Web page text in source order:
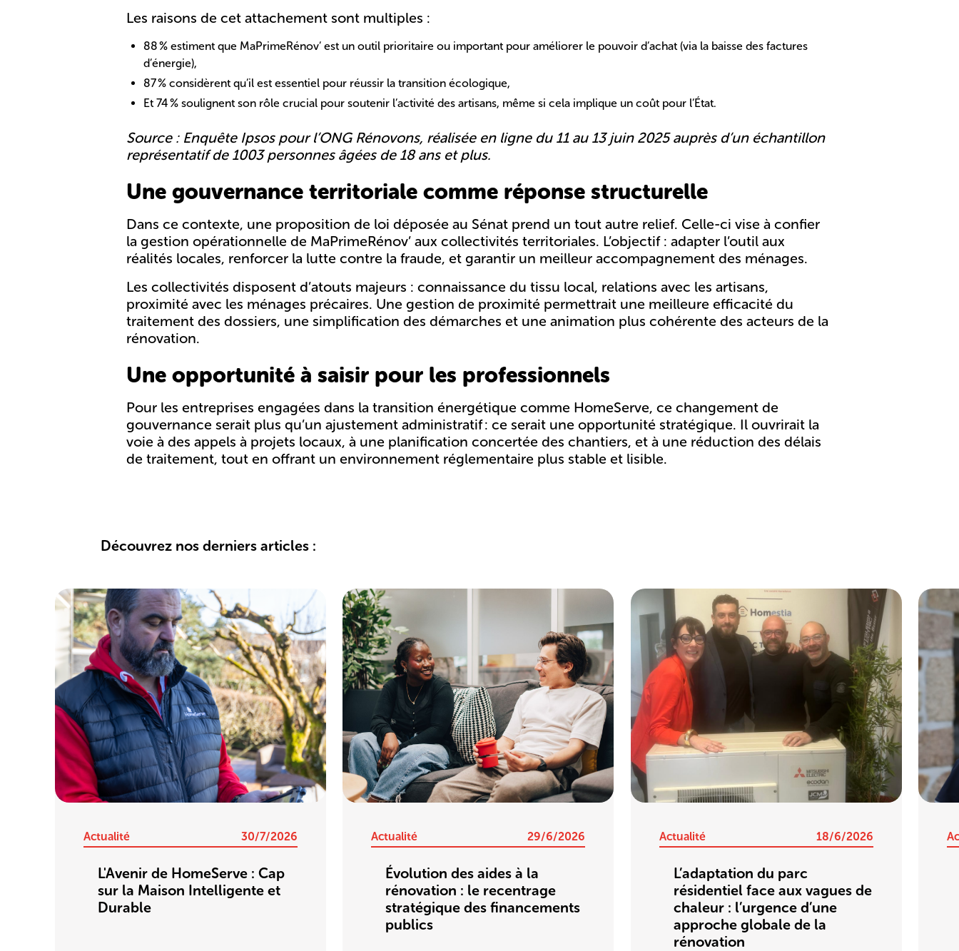
Les raisons de cet attachement sont multiples :
88 % estiment que MaPrimeRénov’ est un outil prioritaire ou important pour améliorer le pouvoir d’achat (via la baisse des factures
d’énergie),
87 % considèrent qu’il est essentiel pour réussir la transition écologique,
Et 74 % soulignent son rôle crucial pour soutenir l’activité des artisans, même si cela implique un coût pour l’État.
Source : Enquête Ipsos pour l’ONG Rénovons, réalisée en ligne du 11 au 13 juin 2025 auprès d’un échantillon
représentatif de 1003 personnes âgées de 18 ans et plus.
Une gouvernance territoriale comme réponse structurelle
Dans ce contexte, une proposition de loi déposée au Sénat prend un tout autre relief. Celle-ci vise à confier
la gestion opérationnelle de MaPrimeRénov’ aux collectivités territoriales. L’objectif : adapter l’outil aux
réalités locales, renforcer la lutte contre la fraude, et garantir un meilleur accompagnement des ménages.
Les collectivités disposent d’atouts majeurs : connaissance du tissu local, relations avec les artisans,
proximité avec les ménages précaires. Une gestion de proximité permettrait une meilleure efficacité du
traitement des dossiers, une simplification des démarches et une animation plus cohérente des acteurs de la
rénovation.
Une opportunité à saisir pour les professionnels
Pour les entreprises engagées dans la transition énergétique comme HomeServe, ce changement de
gouvernance serait plus qu’un ajustement administratif : ce serait une opportunité stratégique. Il ouvrirait la
voie à des appels à projets locaux, à une planification concertée des chantiers, et à une réduction des délais
de traitement, tout en offrant un environnement réglementaire plus stable et lisible.
Découvrez nos derniers articles :
Actualité 30/7/2026
L'Avenir de HomeServe : Cap
sur la Maison Intelligente et
Durable
Actualité 29/6/2026
Évolution des aides à la
rénovation : le recentrage
stratégique des financements
publics
Actualité 18/6/2026
L’adaptation du parc
résidentiel face aux vagues de
chaleur : l’urgence d’une
approche globale de la
rénovation